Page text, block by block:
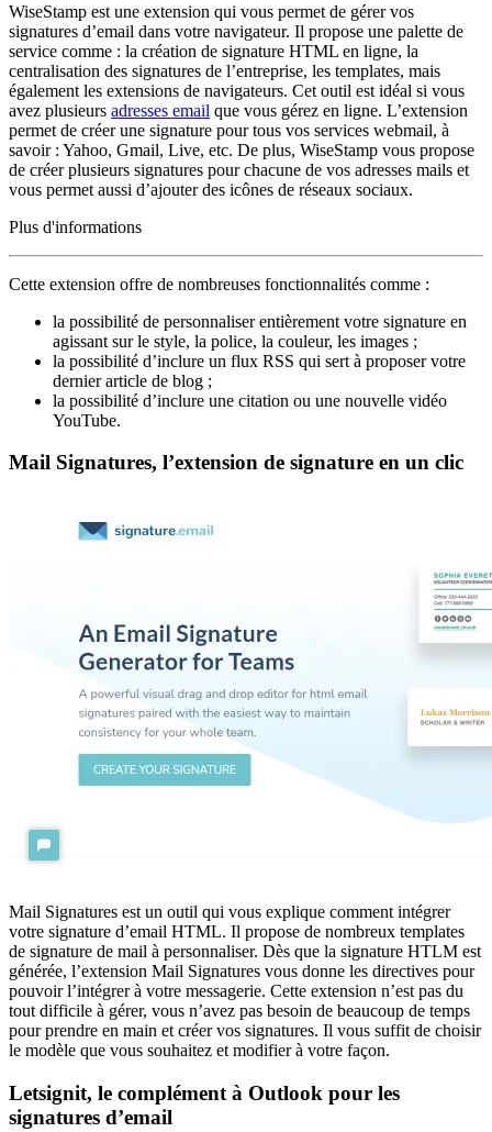
WiseStamp est une extension qui vous permet de gérer vos
signatures d’email dans votre navigateur. Il propose une palette de
service comme : la création de signature HTML en ligne, la
centralisation des signatures de l’entreprise, les templates, mais
également les extensions de navigateurs. Cet outil est idéal si vous
avez plusieurs adresses email que vous gérez en ligne. L’extension
permet de créer une signature pour tous vos services webmail, à
savoir : Yahoo, Gmail, Live, etc. De plus, WiseStamp vous propose
de créer plusieurs signatures pour chacune de vos adresses mails et
vous permet aussi d’ajouter des icônes de réseaux sociaux.
Plus d'informations
Cette extension offre de nombreuses fonctionnalités comme :
la possibilité de personnaliser entièrement votre signature en
agissant sur le style, la police, la couleur, les images ;
la possibilité d’inclure un flux RSS qui sert à proposer votre
dernier article de blog ;
la possibilité d’inclure une citation ou une nouvelle vidéo
YouTube.
Mail Signatures, l’extension de signature en un clic
Mail Signatures est un outil qui vous explique comment intégrer
votre signature d’email HTML. Il propose de nombreux templates
de signature de mail à personnaliser. Dès que la signature HTLM est
générée, l’extension Mail Signatures vous donne les directives pour
pouvoir l’intégrer à votre messagerie. Cette extension n’est pas du
tout difficile à gérer, vous n’avez pas besoin de beaucoup de temps
pour prendre en main et créer vos signatures. Il vous suffit de choisir
le modèle que vous souhaitez et modifier à votre façon.
Letsignit, le complément à Outlook pour les
signatures d’email